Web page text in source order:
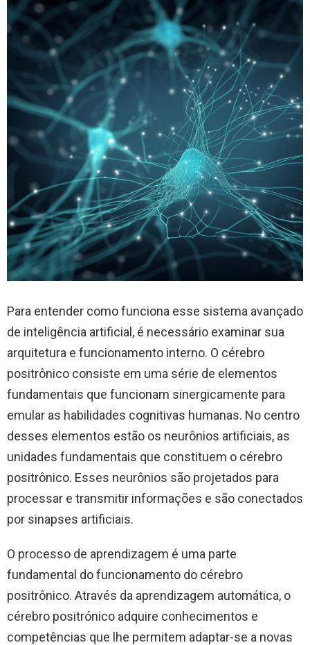
Para entender como funciona esse sistema avançado
de inteligência artificial, é necessário examinar sua
arquitetura e funcionamento interno. O cérebro
positrônico consiste em uma série de elementos
fundamentais que funcionam sinergicamente para
emular as habilidades cognitivas humanas. No centro
desses elementos estão os neurônios artificiais, as
unidades fundamentais que constituem o cérebro
positrônico. Esses neurônios são projetados para
processar e transmitir informações e são conectados
por sinapses artificiais.
O processo de aprendizagem é uma parte
fundamental do funcionamento do cérebro
positrônico. Através da aprendizagem automática, o
cérebro positrónico adquire conhecimentos e
competências que lhe permitem adaptar-se a novas